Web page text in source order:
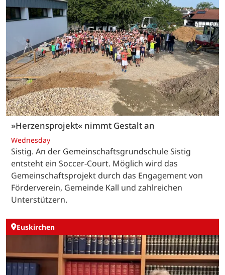
»Herzensprojekt« nimmt Gestalt an
Wednesday
Sistig. An der Gemeinschaftsgrundschule Sistig
entsteht ein Soccer-Court. Möglich wird das
Gemeinschaftsprojekt durch das Engagement von
Förderverein, Gemeinde Kall und zahlreichen
Unterstützern.
Euskirchen